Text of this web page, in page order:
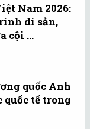
Nam 2026:
di sản,
cội ...
quốc Anh
quốc tế trong